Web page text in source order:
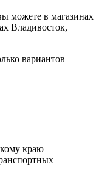
можете в магазинах
Владивосток,
вариантов
краю